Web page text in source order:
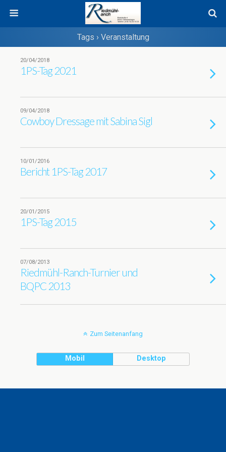
Tags › Veranstaltung
20/04/2018
1PS-Tag 2021
09/04/2018
Cowboy Dressage mit Sabina Sigl
10/01/2016
Bericht 1PS-Tag 2017
20/01/2015
1PS-Tag 2015
07/08/2013
Riedmühl-Ranch-Turnier und
BQPC 2013
Zum Seitenanfang
Mobil Desktop